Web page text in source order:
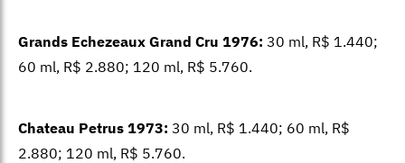
Grands Echezeaux Grand Cru 1976: 30 ml, R$ 1.440;
60 ml, R$ 2.880; 120 ml, R$ 5.760.
Chateau Petrus 1973: 30 ml, R$ 1.440; 60 ml, R$
2.880; 120 ml, R$ 5.760.